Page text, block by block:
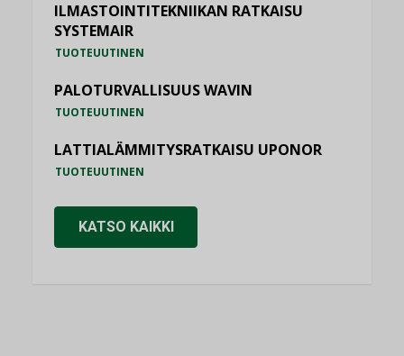
ILMASTOINTITEKNIIKAN RATKAISU
SYSTEMAIR
TUOTEUUTINEN
PALOTURVALLISUUS WAVIN
TUOTEUUTINEN
LATTIALÄMMITYSRATKAISU UPONOR
TUOTEUUTINEN
KATSO KAIKKI